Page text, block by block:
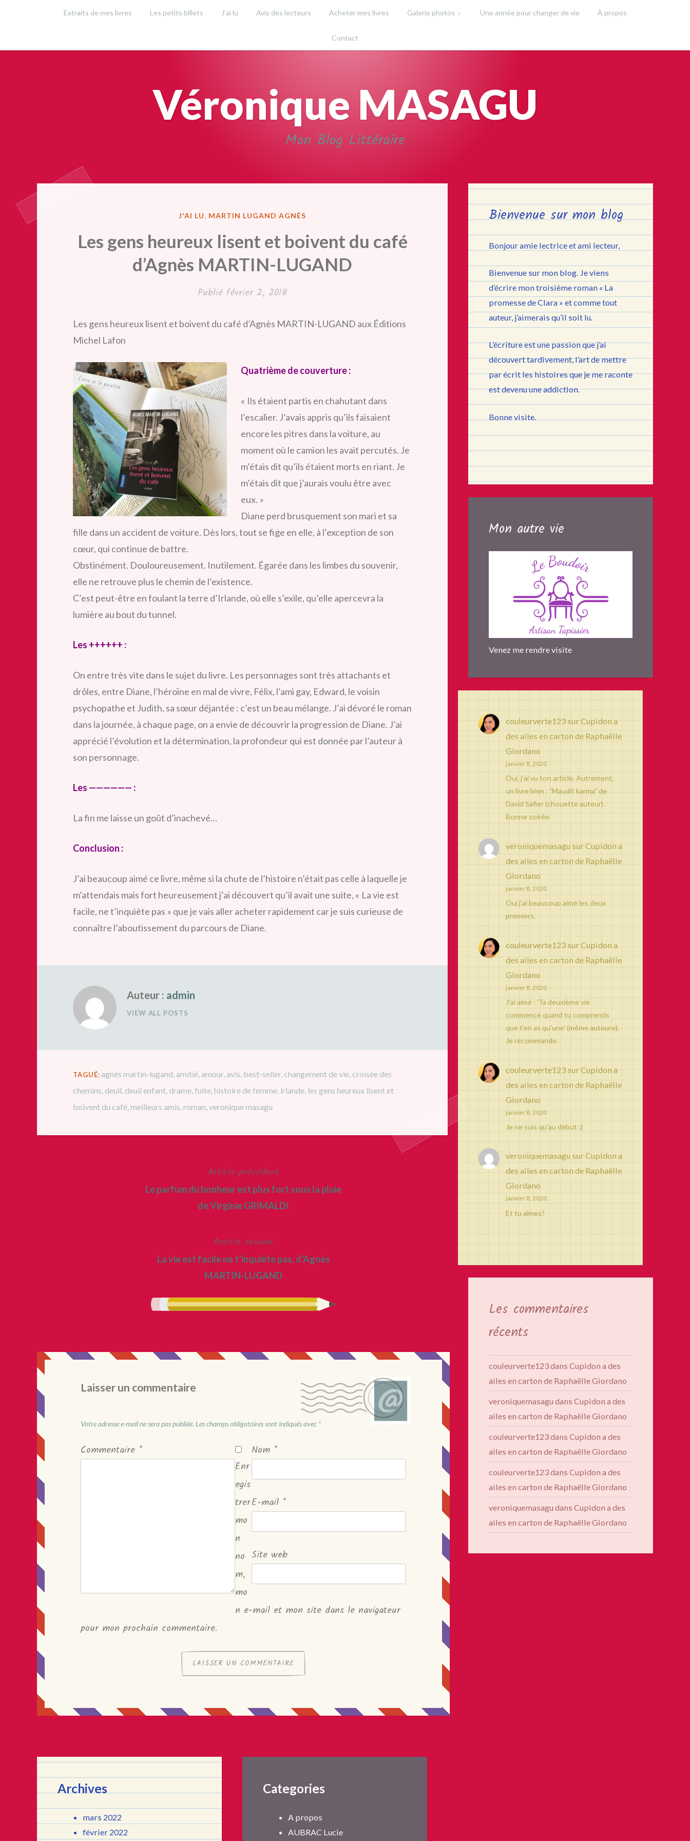
Extraits de mes livres Les petits billets J’ai lu Avis des lecteurs Acheter mes livres Galerie photos Une année pour changer de vie À propos
Contact
Véronique MASAGU
Mon Blog Littéraire
PUBLIÉ
J'AI LU, MARTIN LUGAND AGNÈS
Les gens heureux lisent et boivent du café
d’Agnès MARTIN-LUGAND
Publié février 2, 2018
Les gens heureux lisent et boivent du café d’Agnès MARTIN-LUGAND aux Éditions
Michel Lafon
Quatrième de couverture :
« Ils étaient partis en chahutant dans
l’escalier. J’avais appris qu’ils faisaient
encore les pitres dans la voiture, au
moment où le camion les avait percutés. Je
m’étais dit qu’ils étaient morts en riant. Je
m’étais dit que j’aurais voulu être avec
eux. »
Diane perd brusquement son mari et sa
fille dans un accident de voiture. Dès lors, tout se fige en elle, à l’exception de son
cœur, qui continue de battre.
Obstinément. Douloureusement. Inutilement. Égarée dans les limbes du souvenir,
elle ne retrouve plus le chemin de l’existence.
C’est peut-être en foulant la terre d’Irlande, où elle s’exile, qu’elle apercevra la
lumière au bout du tunnel.
Les ++++++ :
On entre très vite dans le sujet du livre. Les personnages sont très attachants et
drôles, entre Diane, l’héroïne en mal de vivre, Félix, l’ami gay, Edward, le voisin
psychopathe et Judith, sa sœur déjantée : c’est un beau mélange. J’ai dévoré le roman
dans la journée, à chaque page, on a envie de découvrir la progression de Diane. J’ai
apprécié l’évolution et la détermination, la profondeur qui est donnée par l’auteur à
son personnage.
Les —————— :
La fin me laisse un goût d’inachevé…
Conclusion :
J’ai beaucoup aimé ce livre, même si la chute de l’histoire n’était pas celle à laquelle je
m’attendais mais fort heureusement j’ai découvert qu’il avait une suite, « La vie est
facile, ne t’inquiète pas » que je vais aller acheter rapidement car je suis curieuse de
connaître l’aboutissement du parcours de Diane.
Auteur : admin
VIEW ALL POSTS
TAGUÉ: agnès martin-lugand ,amitié ,amour,avis best-seller,changement de vie ,croisée des
chemins deuil deuil enfant drame fuite histoire de femme irlande les gens heureux lisent et
boivent du café meilleurs amis roman veronique masagu
Article précédent
Le parfum du bonheur est plus fort sous la pluie
de Virginie GRIMALDI
Article suivant
La vie est facile ne t’inquiète pas, d’Agnès
MARTIN-LUGAND
Laisser un commentaire
Votre adresse e-mail ne sera pas publiée. Les champs obligatoires sont indiqués avec *
Commentaire * Nom *
E-mail *
Site web
Enr
egis
trer
mo
n
no
m,
mo
n e-mail et mon site dans le navigateur
pour mon prochain commentaire.
Bienvenue sur mon blog
Bonjour amie lectrice et ami lecteur,
Bienvenue sur mon blog. Je viens
d’écrire mon troisième roman « La
promesse de Clara » et comme tout
auteur, j’aimerais qu’il soit lu.
L’écriture est une passion que j’ai
découvert tardivement, l’art de mettre
par écrit les histoires que je me raconte
est devenu une addiction.
Bonne visite.
Mon autre vie
Venez me rendre visite
couleurverte123surCupidon a
des ailes en carton de Raphaëlle
Giordano
janvier 8, 2020
Oui, j'ai vu ton article. Autrement,
un livre bien : "Maudit karma" de
David Safier (chouette auteur).
Bonne soirée
veroniquemasagu surCupidon a
des ailes en carton de Raphaëlle
Giordano
janvier 8, 2020
Oui j’ai beaucoup aimé les deux
premiers.
couleurverte123surCupidon a
des ailes en carton de Raphaëlle
Giordano
janvier 8, 2020
J'ai aimé : 'Ta deuxième vie
commence quand tu comprends
que t'en as qu'une' (même auteure).
Je recommande.
couleurverte123surCupidon a
des ailes en carton de Raphaëlle
Giordano
janvier 8, 2020
Je ne suis qu'au début ;)
veroniquemasagu surCupidon a
des ailes en carton de Raphaëlle
Giordano
janvier 8, 2020
Et tu aimes?
Les commentaires
récents
couleurverte123dans Cupidon a des
ailes en carton de Raphaëlle Giordano
veroniquemasagu dans Cupidon a des
ailes en carton de Raphaëlle Giordano
couleurverte123dans Cupidon a des
ailes en carton de Raphaëlle Giordano
couleurverte123dans Cupidon a des
ailes en carton de Raphaëlle Giordano
veroniquemasagu dans Cupidon a des
ailes en carton de Raphaëlle Giordano
Archives
mars 2022
février 2022
Categories
A propos
AUBRAC Lucie